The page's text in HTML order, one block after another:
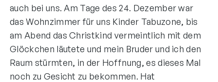
auch bei uns. Am Tage des 24. Dezember war
das Wohnzimmer für uns Kinder Tabuzone, bis
am Abend das Christkind vermeintlich mit dem
Glöckchen läutete und mein Bruder und ich den
Raum stürmten, in der Hoffnung, es dieses Mal
noch zu Gesicht zu bekommen. Hat